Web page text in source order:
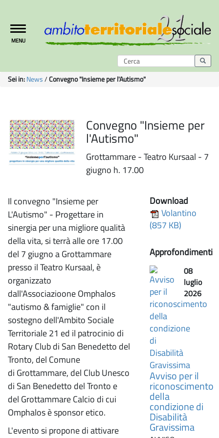
Toggle
navigation
MENU
Sei in:News/Convegno "Insieme per l'Autismo"
Convegno "Insieme per
l'Autismo"
Grottammare - Teatro Kursaal - 7
giugno h. 17.00
Il convegno "Insieme per
L'Autismo" - Progettare in
sinergia per una migliore qualità
della vita, si terrà alle ore 17.00
del 7 giugno a Grottammare
presso il Teatro Kursaal, è
organizzato
dall'Associazioone Omphalos
"autismo & famiglie" con il
sostegno dell'Ambito Sociale
Territoriale 21 ed il patrocinio di
Rotary Club di San Benedetto del
Tronto, del Comune
di Grottammare, del Club Unesco
di San Benedetto del Tronto e
del Grottammare Calcio di cui
Omphalos è sponsor etico.
L'evento si propone di attivare
Download
Volantino
(857 KB)
Approfondimenti
08
luglio
2026
Avviso per il
riconoscimento
della
condizione di
Disabilità
Gravissima